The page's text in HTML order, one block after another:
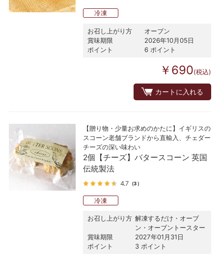
冷凍
お召し上がり方
オーブン
賞味期限
2026年10月05日
ポイント
6 ポイント
￥690(税込)
カートに入れる
【贈り物・少量お求めのかたに】イギリスの
スコーン老舗ブランドから直輸入、チェダー
チーズの深い味わい
2個【チーズ】バタースコーン 英国
伝統製法
4.7 （3）
冷凍
お召し上がり方 解凍するだけ・オーブ
ン・オーブントースター
賞味期限
2027年01月31日
ポイント
3 ポイント